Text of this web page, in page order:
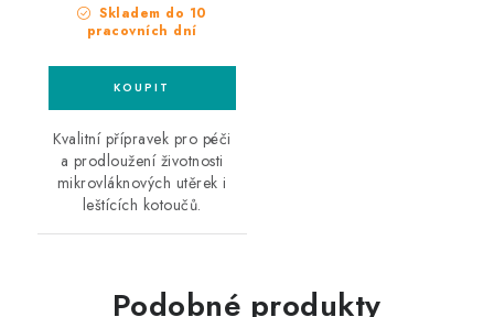
Skladem do 10
pracovních dní
Kvalitní přípravek pro péči
a prodloužení životnosti
mikrovláknových utěrek i
leštících kotoučů.
Podobné produkty